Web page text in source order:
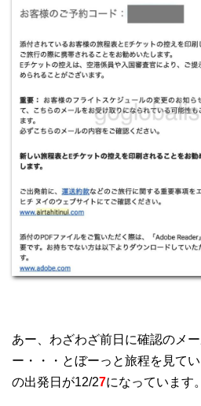
あー、わざわざ前日に確認のメ
ー・・・とぼーっと旅程を見て
の出発日が12/27になっています。